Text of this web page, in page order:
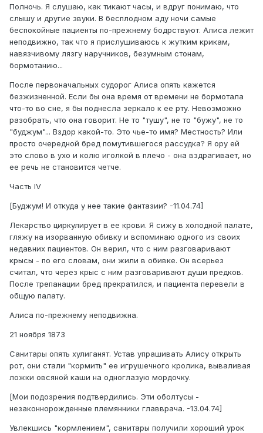
Полночь. Я слушаю, как тикают часы, и вдруг понимаю, что
слышу и другие звуки. В бесплодном аду ночи самые
беспокойные пациенты по-прежнему бодрствуют. Алиса лежит
неподвижно, так что я прислушиваюсь к жутким крикам,
навязчивому лязгу наручников, безумным стонам,
бормотанию...
После первоначальных судорог Алиса опять кажется
безжизненной. Если бы она время от времени не бормотала
что-то во сне, я бы поднесла зеркало к ее рту. Невозможно
разобрать, что она говорит. Не то "тушу", не то "бужу", не то
"буджум"... Вздор какой-то. Это чье-то имя? Местность? Или
просто очередной бред помутившегося рассудка? Я ору ей
это слово в ухо и колю иголкой в плечо - она вздрагивает, но
ее речь не становится четче.
Часть IV
[Буджум! И откуда у нее такие фантазии? -11.04.74]
Лекарство циркулирует в ее крови. Я сижу в холодной палате,
гляжу на изорванную обивку и вспоминаю одного из своих
недавних пациентов. Он верил, что с ним разговаривают
крысы - по его словам, они жили в обивке. Он всерьез
считал, что через крыс с ним разговаривают души предков.
После трепанации бред прекратился, и пациента перевели в
общую палату.
Алиса по-прежнему неподвижна.
21 ноября 1873
Санитары опять хулиганят. Устав упрашивать Алису открыть
рот, они стали "кормить" ее игрушечного кролика, вываливая
ложки овсяной каши на одноглазую мордочку.
[Мои подозрения подтвердились. Эти оболтусы -
незаконнорожденные племянники главврача. -13.04.74]
Увлекшись "кормлением", санитары получили хороший урок